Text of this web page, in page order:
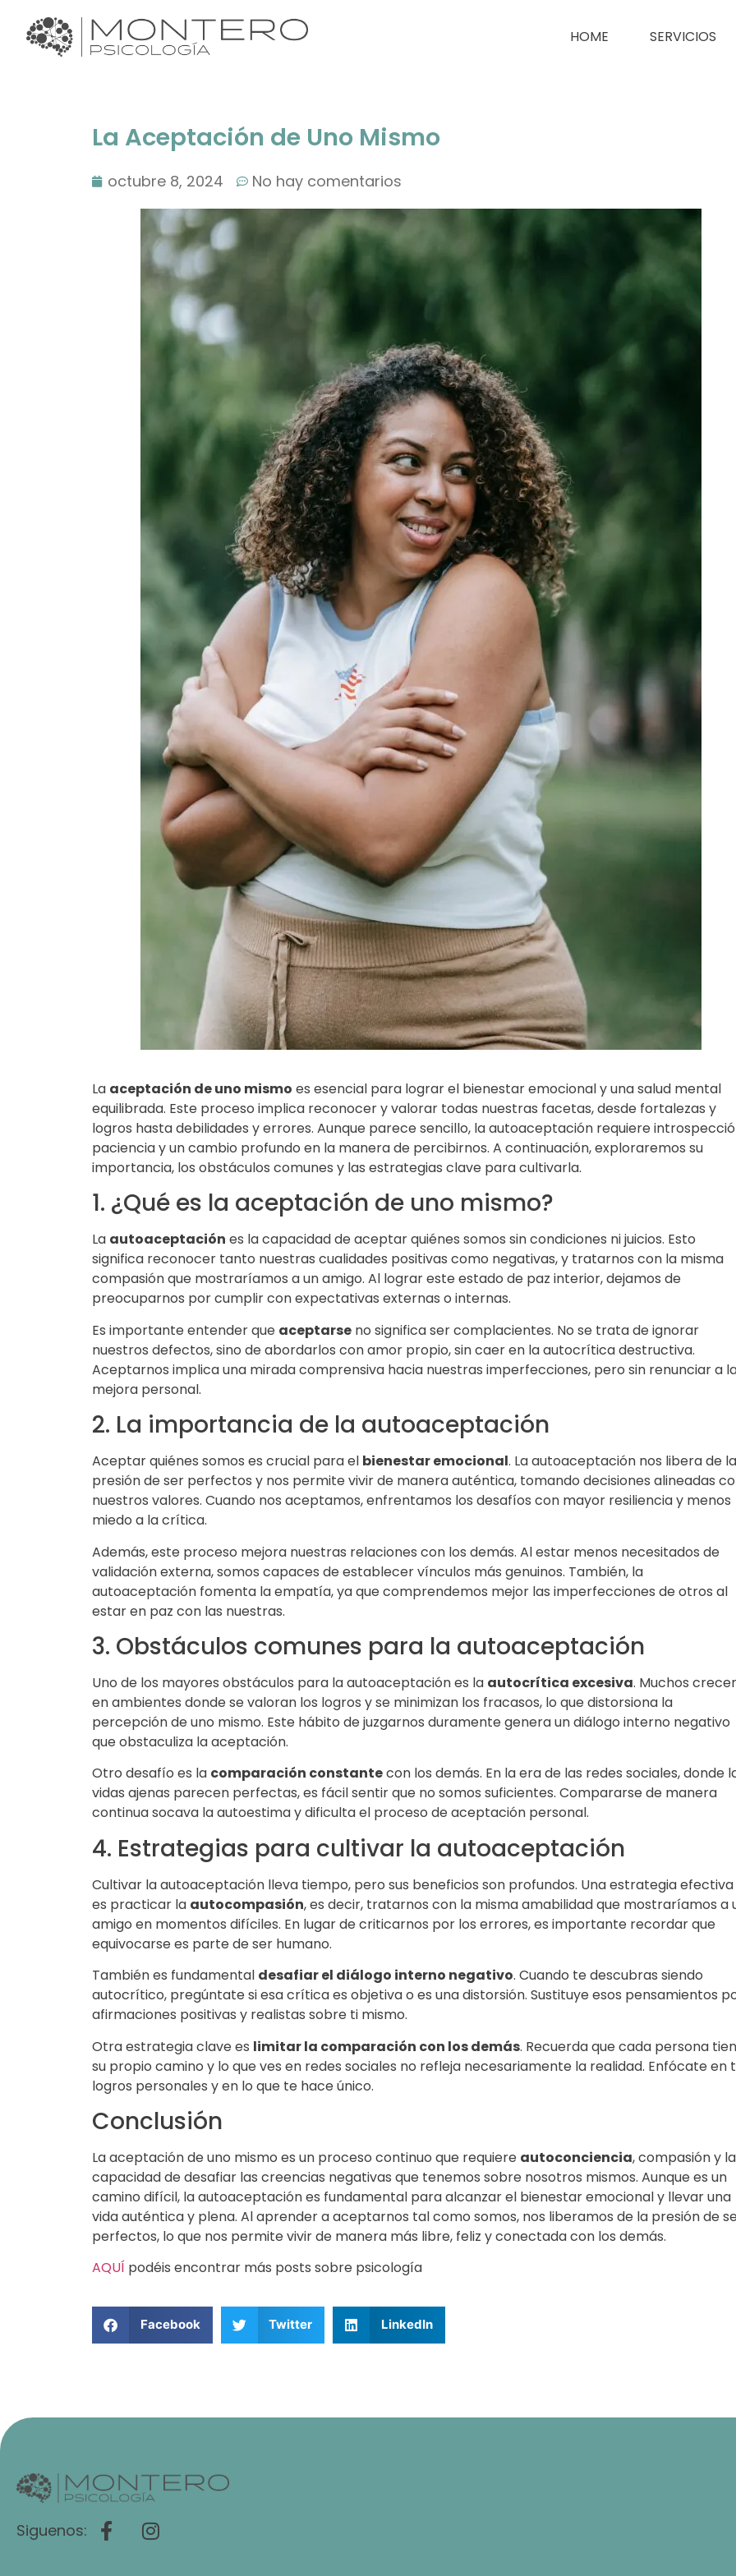
HOME SERVICIOS
La Aceptación de Uno Mismo
octubre 8, 2024 No hay comentarios
La aceptación de uno mismo es esencial para lograr el bienestar emocional y una salud mental
equilibrada. Este proceso implica reconocer y valorar todas nuestras facetas, desde fortalezas y
logros hasta debilidades y errores. Aunque parece sencillo, la autoaceptación requiere
paciencia y un cambio profundo en la manera de percibirnos. A continuación, exploraremos su
importancia, los obstáculos comunes y las estrategias clave para cultivarla.
1. ¿Qué es la aceptación de uno mismo?
La autoaceptación es la capacidad de aceptar quiénes somos sin condiciones ni juicios. Esto
significa reconocer tanto nuestras cualidades positivas como negativas, y tratarnos con la misma
compasión que mostraríamos a un amigo. Al lograr este estado de paz interior, dejamos de
preocuparnos por cumplir con expectativas externas o internas.
Es importante entender que aceptarse no significa ser complacientes. No se trata de ignorar
nuestros defectos, sino de abordarlos con amor propio, sin caer en la autocrítica destructiva.
Aceptarnos implica una mirada comprensiva hacia nuestras imperfecciones, pero sin renunciar a
mejora personal.
2. La importancia de la autoaceptación
Aceptar quiénes somos es crucial para el bienestar emocional. La autoaceptación nos libera de la
presión de ser perfectos y nos permite vivir de manera auténtica, tomando decisiones alineadas
nuestros valores. Cuando nos aceptamos, enfrentamos los desafíos con mayor resiliencia y menos
miedo a la crítica.
Además, este proceso mejora nuestras relaciones con los demás. Al estar menos necesitados de
validación externa, somos capaces de establecer vínculos más genuinos. También, la
autoaceptación fomenta la empatía, ya que comprendemos mejor las imperfecciones de otros al
estar en paz con las nuestras.
3. Obstáculos comunes para la autoaceptación
Uno de los mayores obstáculos para la autoaceptación es la autocrítica excesiva. Muchos
en ambientes donde se valoran los logros y se minimizan los fracasos, lo que distorsiona la
percepción de uno mismo. Este hábito de juzgarnos duramente genera un diálogo interno negativo
que obstaculiza la aceptación.
Otro desafío es la comparación constantecon los demás. En la era de las redes sociales, donde
vidas ajenas parecen perfectas, es fácil sentir que no somos suficientes. Compararse de manera
continua socava la autoestima y dificulta el proceso de aceptación personal.
4. Estrategias para cultivar la autoaceptación
Cultivar la autoaceptación lleva tiempo, pero sus beneficios son profundos. Una estrategia efectiva
es practicar la autocompasión, es decir, tratarnos con la misma amabilidad que mostraríamos a
amigo en momentos difíciles. En lugar de criticarnos por los errores, es importante recordar que
equivocarse es parte de ser humano.
También es fundamental desafiar el diálogo interno negativo. Cuando te descubras siendo
autocrítico, pregúntate si esa crítica es objetiva o es una distorsión. Sustituye esos pensamientos
afirmaciones positivas y realistas sobre ti mismo.
Otra estrategia clave es limitar la comparación con los demás. Recuerda que cada persona
su propio camino y lo que ves en redes sociales no refleja necesariamente la realidad. Enfócate en
logros personales y en lo que te hace único.
Conclusión
La aceptación de uno mismo es un proceso continuo que requiere autoconciencia, compasión y la
capacidad de desafiar las creencias negativas que tenemos sobre nosotros mismos. Aunque es un
camino difícil, la autoaceptación es fundamental para alcanzar el bienestar emocional y llevar una
vida auténtica y plena. Al aprender a aceptarnos tal como somos, nos liberamos de la presión de
perfectos, lo que nos permite vivir de manera más libre, feliz y conectada con los demás.
AQUÍ podéis encontrar más posts sobre psicología
Facebook Twitter LinkedIn
Siguenos: